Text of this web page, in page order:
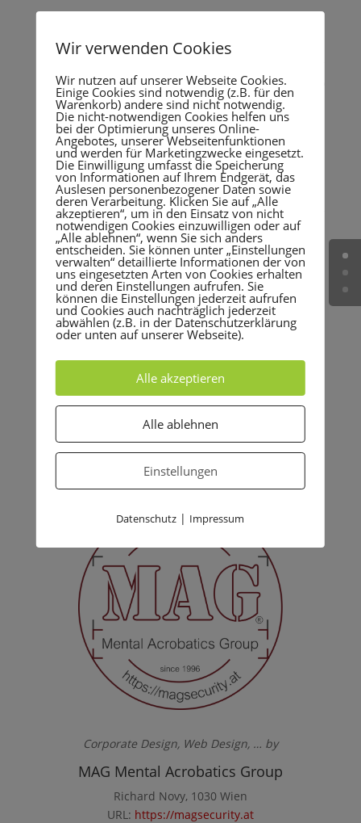
Inhaber, sowie Medieninhaber der Website und
Information über die Aktivitäten und dem Portfolio
von Felix Röper. Alle Inhalte dienen der persönlichen
Information. Eine Weiterverwendung und
Reproduktion über den persönlichen Gebrauch
hinaus ist nicht gestattet. Bilder, Logos und Grafiken
dürfen nicht ohne vorherige ausdrückliche
schriftliche Genehmigung des jeweiligen
Copyrightinhabers veröffentlicht oder
weiterverbreitet werden, sei dies zu gewerblichen
oder anderen Zwecken.
Corporate Design, Web Design, … by
MAG Mental Acrobatics Group
Richard Novy, 1030 Wien
URL: https://magsecurity.at
Wir verwenden Cookies
Wir nutzen auf unserer Webseite Cookies.
Einige Cookies sind notwendig (z.B. für den
Warenkorb) andere sind nicht notwendig.
Die nicht-notwendigen Cookies helfen uns
bei der Optimierung unseres Online-
Angebotes, unserer Webseitenfunktionen
und werden für Marketingzwecke eingesetzt.
Die Einwilligung umfasst die Speicherung
von Informationen auf Ihrem Endgerät, das
Auslesen personenbezogener Daten sowie
deren Verarbeitung. Klicken Sie auf „Alle
akzeptieren“, um in den Einsatz von nicht
notwendigen Cookies einzuwilligen oder auf
„Alle ablehnen“, wenn Sie sich anders
entscheiden. Sie können unter „Einstellungen
verwalten“ detaillierte Informationen der von
uns eingesetzten Arten von Cookies erhalten
und deren Einstellungen aufrufen. Sie
können die Einstellungen jederzeit aufrufen
und Cookies auch nachträglich jederzeit
abwählen (z.B. in der Datenschutzerklärung
oder unten auf unserer Webseite).
Alle akzeptieren
Alle ablehnen
Einstellungen
Datenschutz | Impressum